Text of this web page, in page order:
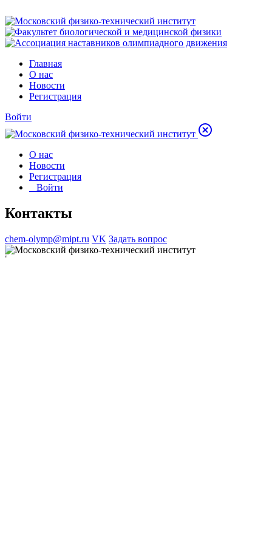
Главная
О нас
Новости
Регистрация
Войти
О нас
Новости
Регистрация
Войти
Контакты
chem-olymp@mipt.ru VK Задать вопрос